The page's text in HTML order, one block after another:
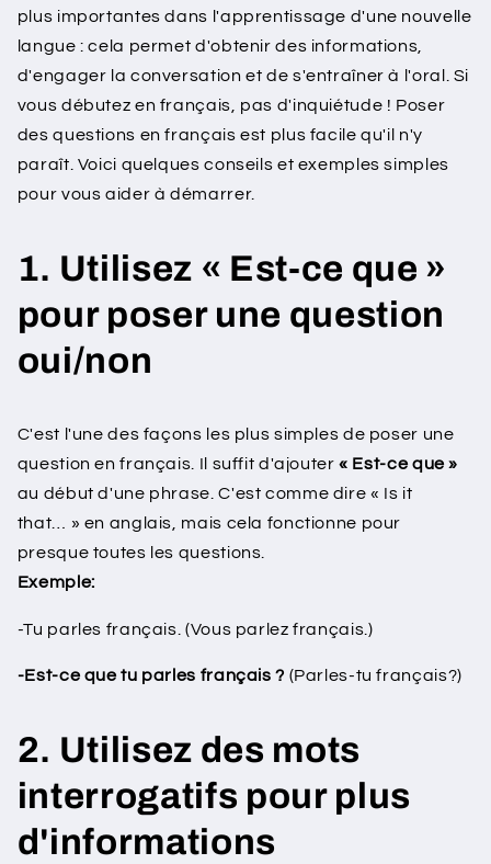
plus importantes dans l'apprentissage d'une nouvelle
langue : cela permet d'obtenir des informations,
d'engager la conversation et de s'entraîner à l'oral. Si
vous débutez en français, pas d'inquiétude ! Poser
des questions en français est plus facile qu'il n'y
paraît. Voici quelques conseils et exemples simples
pour vous aider à démarrer.
1. Utilisez « Est-ce que »
pour poser une question
oui/non
C'est l'une des façons les plus simples de poser une
question en français. Il suffit d'ajouter« Est-ce que »
au début d'une phrase. C'est comme dire « Is it
that… » en anglais, mais cela fonctionne pour
presque toutes les questions.
Exemple:
-Tu parles français. (Vous parlez français.)
-Est-ce que tu parles français ? (Parles-tu français?)
2. Utilisez des mots
interrogatifs pour plus
d'informations